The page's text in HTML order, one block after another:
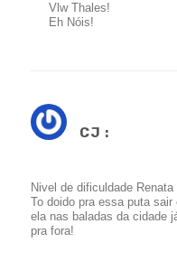
Vlw Thales!
Eh Nóis!
CJ :
Nivel de dificuldade
To doido pra essa puta
ela nas baladas da cidade
pra fora!